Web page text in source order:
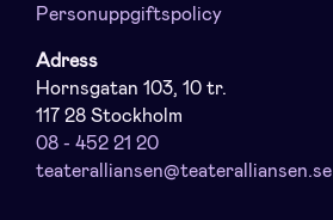
Personuppgiftspolicy
Adress
Hornsgatan 103, 10 tr.
117 28 Stockholm
08 - 452 21 20
teateralliansen@teateralliansen.se